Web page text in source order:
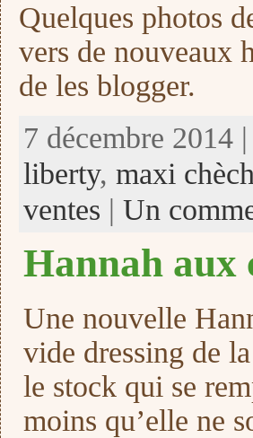
Quelques photos
vers de nouveaux
de les blogger.
7 décembre 2014 |
liberty, maxi
ventes | Un
Hannah
Une nouvelle
vide dressing de
le stock qui se
moins qu’elle ne